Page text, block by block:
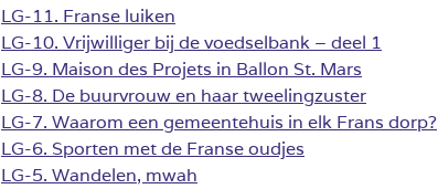
LG-11. Franse luiken
LG-10. Vrijwilliger bij de voedselbank – deel 1
LG-9. Maison des Projets in Ballon St. Mars
LG-8. De buurvrouw en haar tweelingzuster
LG-7. Waarom een gemeentehuis in elk Frans dorp?
LG-6. Sporten met de Franse oudjes
LG-5. Wandelen, mwah